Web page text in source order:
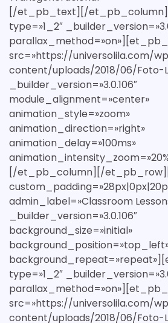
[/et_pb_text][/
type=»1_2″
src=»https://universolila.com/
content/uploads/2018/06/Foto-
_builder_version=»3.0.106″
module_alignment=»center»
animation_style=»zoom»
animation_direction=»right»
animation_delay=»100ms»
[/et_pb_column][/
admin_label=»Classroom
_builder_version=»3.0.106″
background_size=»initial»
type=»1_2″
src=»https://universolila.com/
content/uploads/2018/06/Foto-